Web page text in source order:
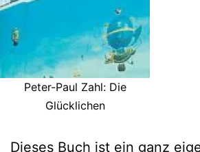
Peter-Paul Zahl: Die
Glücklichen
Dieses Buch ist ein ganz